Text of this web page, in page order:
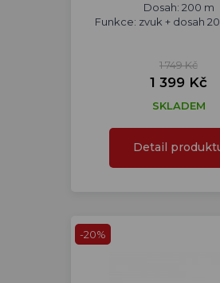
Dosah: 200 m
Funkce: zvuk + dosah
1 749 Kč
1 399 Kč
SKLADEM
Detail
-20%